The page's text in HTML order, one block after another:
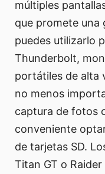
múltiples
que promete una
puedes utilizarlo
Thunderbolt,
portátiles de alta
no menos
captura de fotos
conveniente
de tarjetas SD.
Titan GT o